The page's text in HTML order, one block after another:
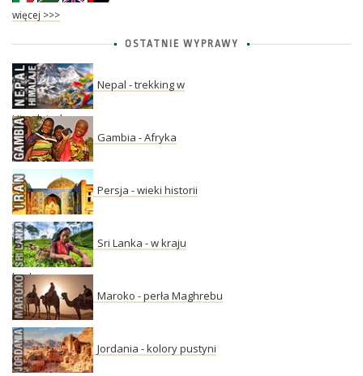
więcej >>>
OSTATNIE WYPRAWY
Nepal - trekking w
Himalajach
Gambia - Afryka
Persja - wieki historii
Sri Lanka - w kraju
herbaty
Maroko - perła Maghrebu
Jordania - kolory pustyni